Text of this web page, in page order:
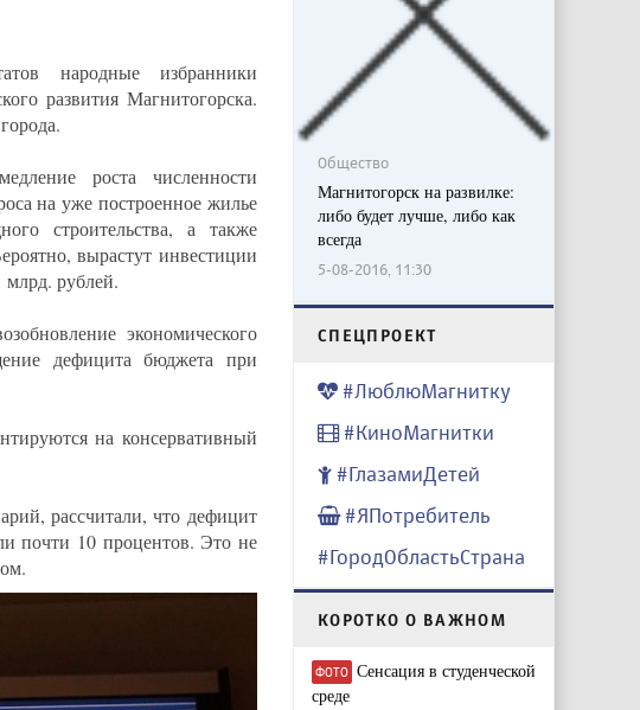
народные избранники
развития Магнитогорска.
роста численности
на уже построенное жилье
строительства, а также
вырастут инвестиции
рублей.
экономического
дефицита бюджета при
на консервативный
рассчитали, что дефицит
почти 10 процентов. Это не
Общество
Магнитогорск на развилке:
либо будет лучше, либо как
всегда
5-08-2016, 11:30
CПЕЦПРОЕКТ
#ЛюблюМагнитку
#КиноМагнитки
#ГлазамиДетей
#ЯПотребитель
#ГородОбластьСтрана
КОРОТКО О ВАЖНОМ
ФОТО Сенсация в студенческой
среде